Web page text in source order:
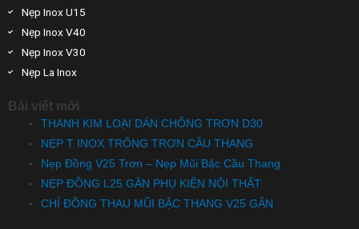
Nẹp Inox U15
Nẹp Inox V40
Nẹp Inox V30
Nẹp La Inox
Bài viết mới
THANH KIM LOẠI DÁN CHỐNG TRƠN D30
NẸP T INOX TRỐNG TRƠN CẦU THANG
Nẹp Đồng V25 Trơn – Nẹp Mũi Bậc Cầu Thang
NẸP ĐỒNG L25 GÂN PHỤ KIỆN NỘI THẤT
CHỈ ĐỒNG THAU MŨI BẬC THANG V25 GÂN